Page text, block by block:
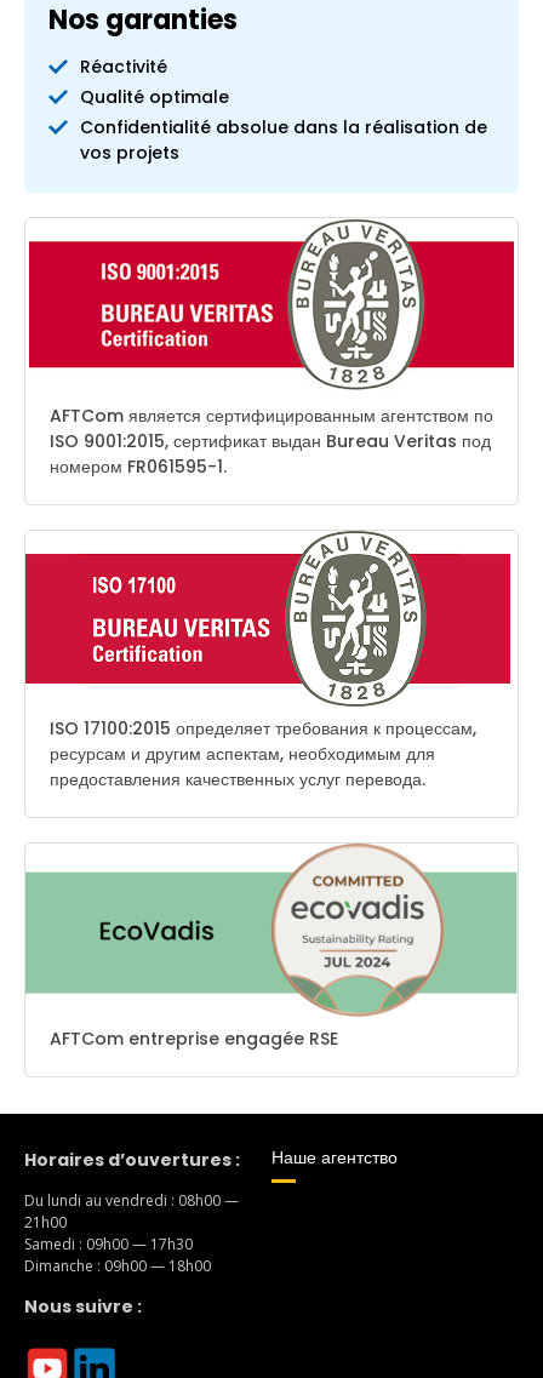
Nos garanties
Réactivité
Qualité optimale
Confidentialité absolue dans la réalisation de
vos projets
AFTCom является сертифицированным агентством по
ISO 9001:2015, сертификат выдан Bureau Veritas под
номером FR061595-1.
ISO 17100:2015 определяет требования к процессам,
ресурсам и другим аспектам, необходимым для
предоставления качественных услуг перевода.
AFTCom entreprise engagée RSE
Horaires d’ouvertures :
Du lundi au vendredi : 08h00 —
21h00
Samedi : 09h00 — 17h30
Dimanche : 09h00 — 18h00
Nous suivre :
Наше агентство